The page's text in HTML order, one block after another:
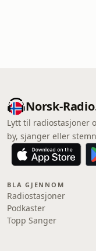
Norsk-
Lytt til radiostasjoner
by, sjanger eller
BLA GJENNOM
Radiostasjoner
Podkaster
Topp Sanger